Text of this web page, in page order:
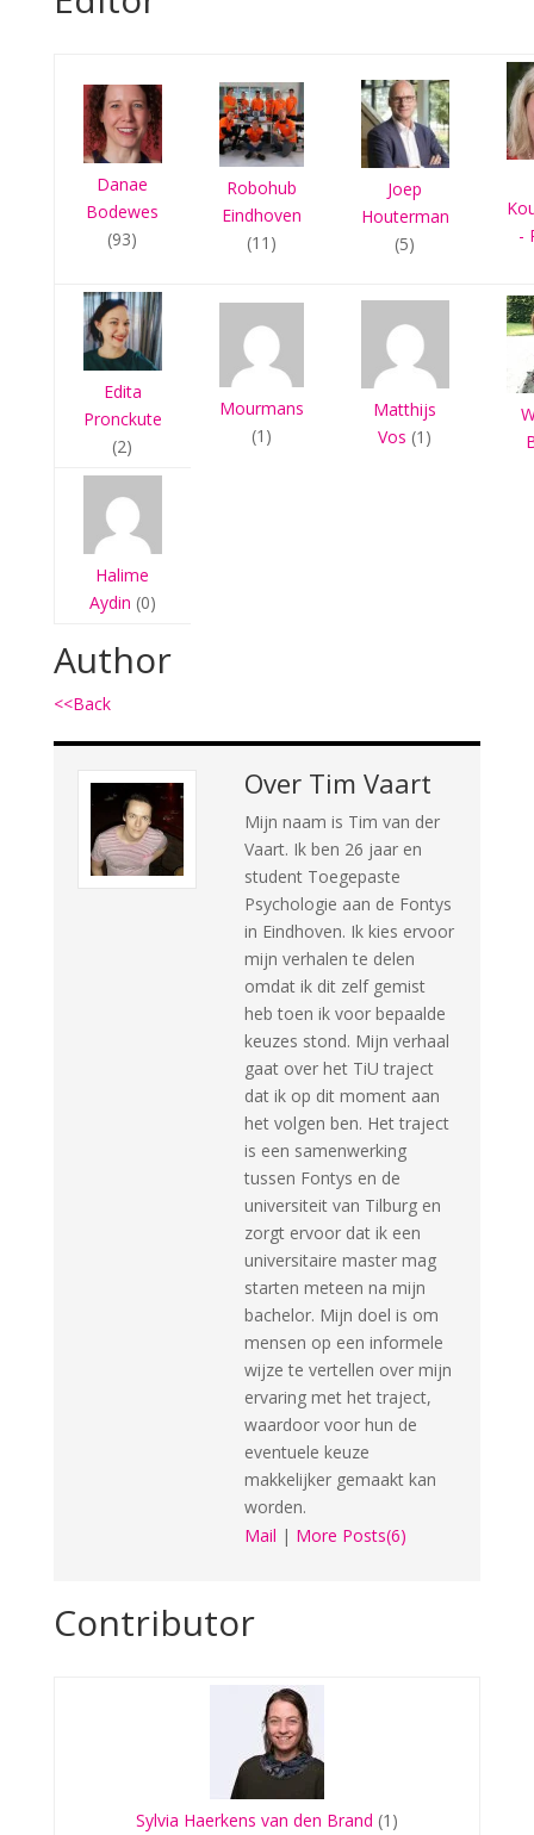
Danae
Bodewes
(93)
Robohub
Eindhoven
(11)
Joep
Houterman
(5)
-
Edita
Pronckute
(2)
Mourmans
(1)
Matthijs
Vos (1)
Halime
Aydin (0)
Author
<<Back
Over Tim Vaart
Mijn naam is Tim van der
Vaart. Ik ben 26 jaar en
student Toegepaste
Psychologie aan de Fontys
in Eindhoven. Ik kies ervoor
mijn verhalen te delen
omdat ik dit zelf gemist
heb toen ik voor bepaalde
keuzes stond. Mijn verhaal
gaat over het TiU traject
dat ik op dit moment aan
het volgen ben. Het traject
is een samenwerking
tussen Fontys en de
universiteit van Tilburg en
zorgt ervoor dat ik een
universitaire master mag
starten meteen na mijn
bachelor. Mijn doel is om
mensen op een informele
wijze te vertellen over mijn
ervaring met het traject,
waardoor voor hun de
eventuele keuze
makkelijker gemaakt kan
worden.
Mail | More Posts(6)
Contributor
Sylvia Haerkens van den Brand (1)